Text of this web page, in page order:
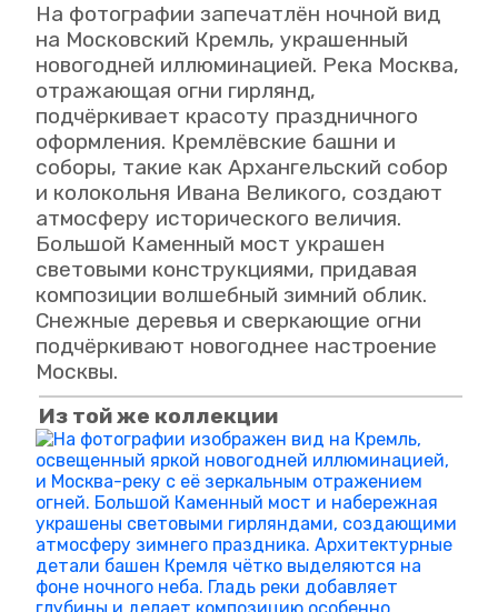
На фотографии запечатлён ночной вид
на Московский Кремль, украшенный
новогодней иллюминацией. Река Москва,
отражающая огни гирлянд,
подчёркивает красоту праздничного
оформления. Кремлёвские башни и
соборы, такие как Архангельский собор
и колокольня Ивана Великого, создают
атмосферу исторического величия.
Большой Каменный мост украшен
световыми конструкциями, придавая
композиции волшебный зимний облик.
Снежные деревья и сверкающие огни
подчёркивают новогоднее настроение
Москвы.
Из той же коллекции